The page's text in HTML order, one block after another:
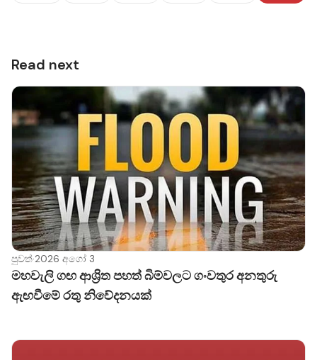
Read next
පුවත්·2026 අගෝ 3
මහවැලි ගඟ ආශ්‍රිත පහත් බිම්වලට ගංවතුර අනතුරු
ඇඟවීමේ රතු නිවේදනයක්